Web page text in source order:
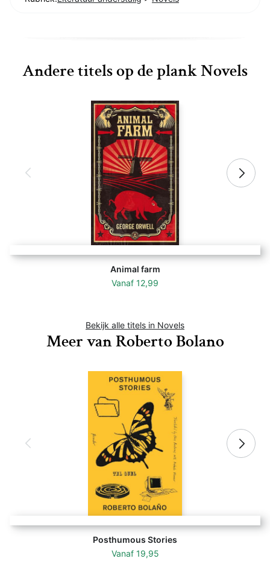
Andere titels op de plank Novels
Animal farm
Vanaf 12,99
Bekijk alle titels in Novels
Meer van Roberto Bolano
Posthumous Stories
Vanaf 19,95